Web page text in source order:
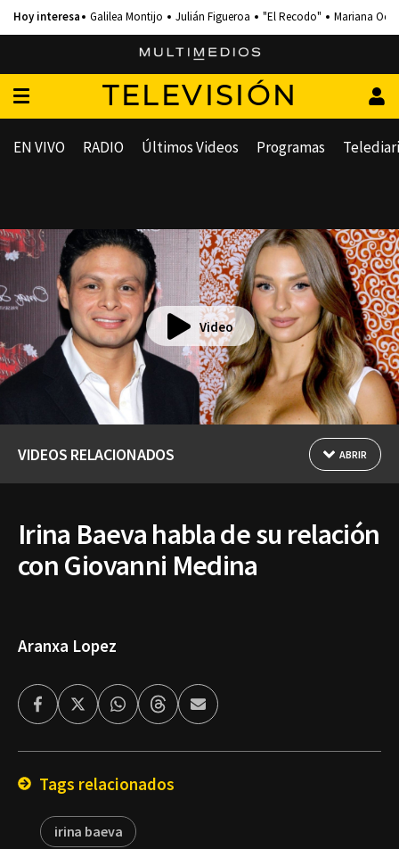
Galilea Montijo Julián Figueroa "El Recodo" Mariana
TELEVISIÓN
EN VIVO RADIO Últimos Videos Programas
Video
VIDEOS RELACIONADOS ABRIR
Irina Baeva habla de su relación
con Giovanni Medina
Aranxa Lopez
FacebookTwitterWhatsappThreadsEnviar
por
Tags relacionados
irina baeva